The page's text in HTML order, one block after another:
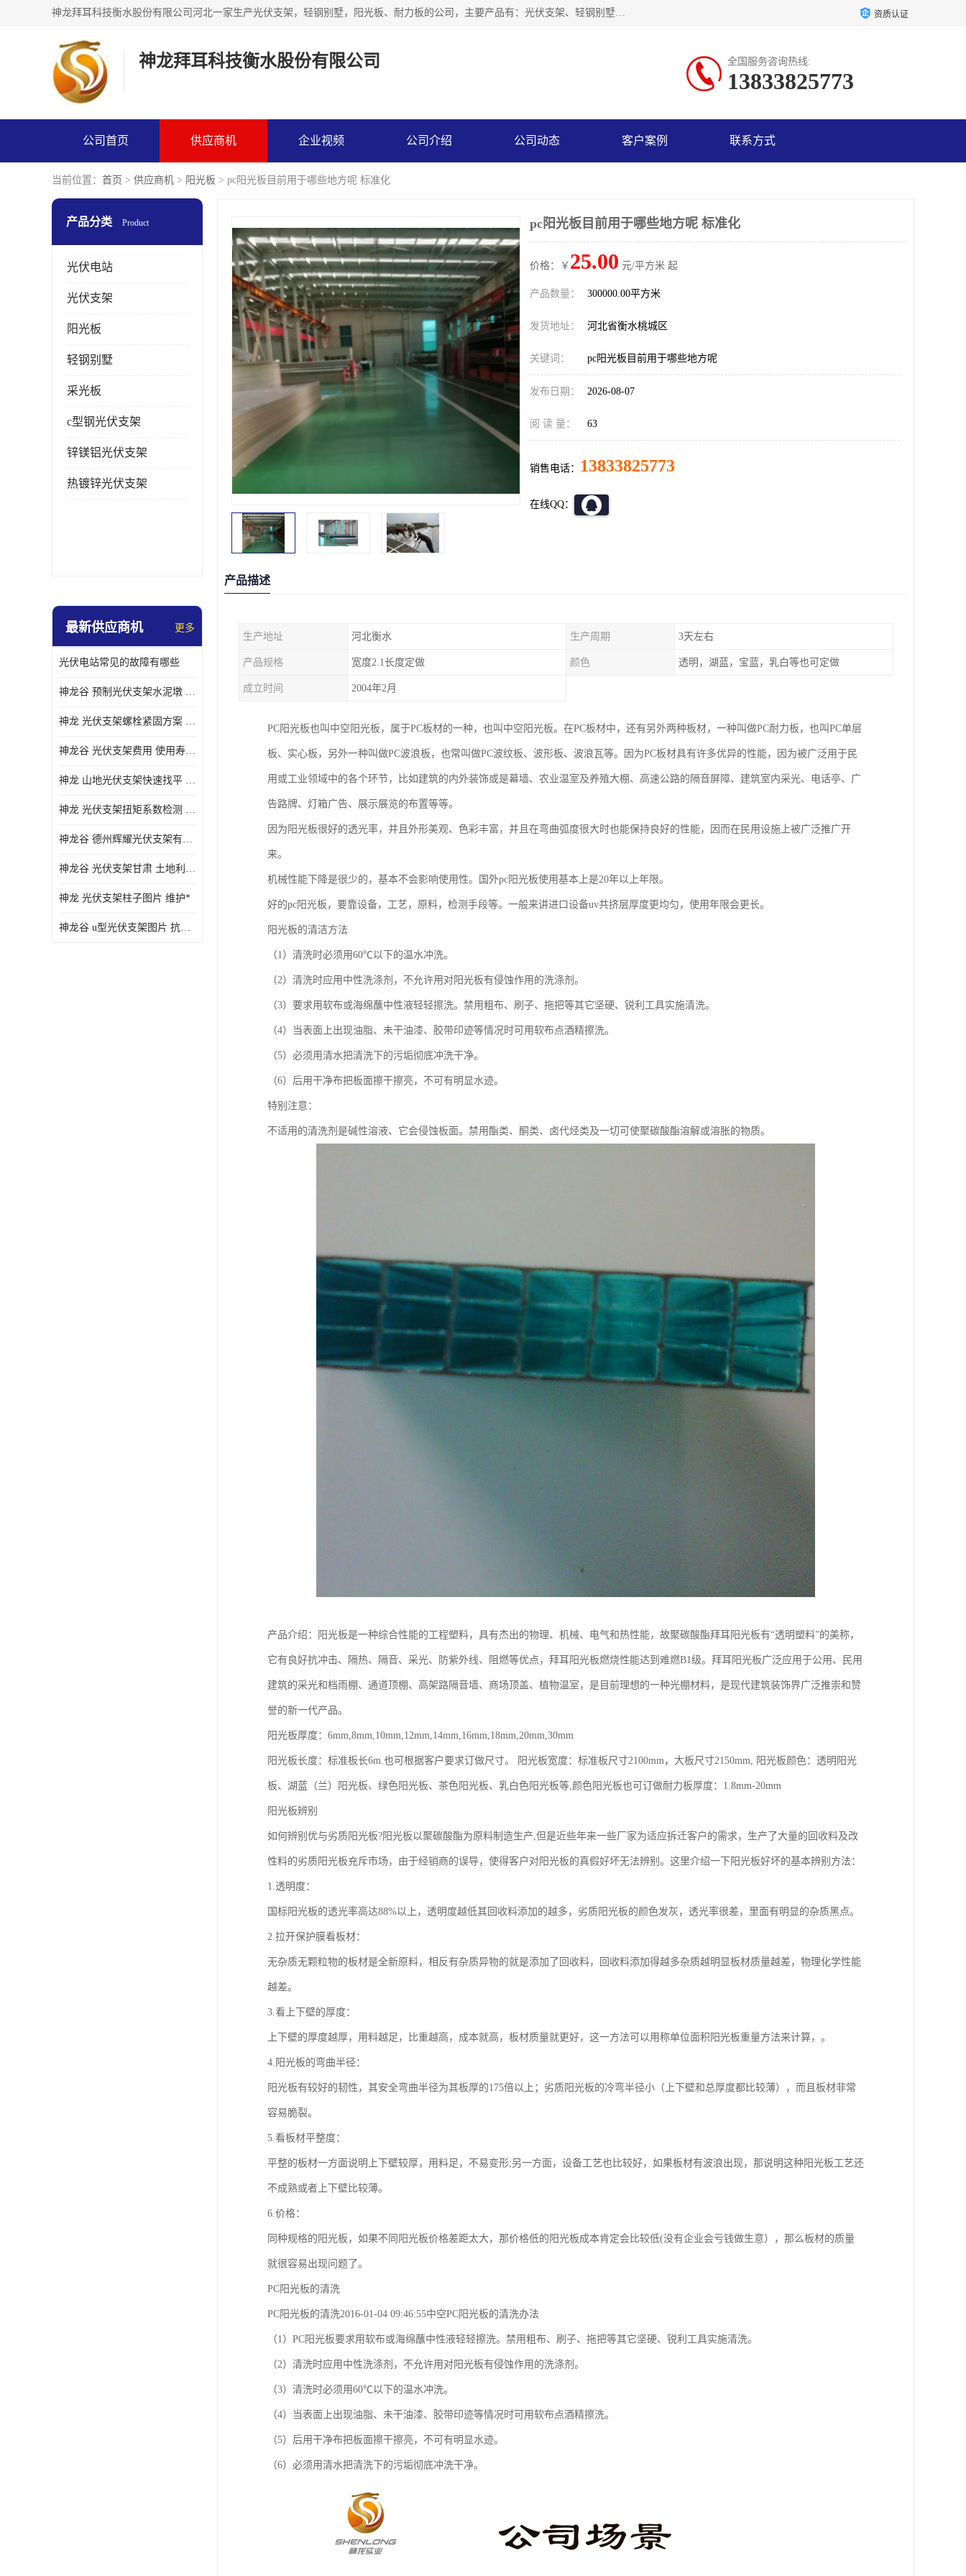
神龙拜耳科技衡水股份有限公司河北一家生产光伏支架，轻钢别墅，阳光板、耐力板的公司，主要产品有：光伏支架、轻钢别墅、阳光板、耐力板、采光板等，公司参与制定了多项标准。 资质认证
神龙拜耳科技衡水股份有限公司 全国服务咨询热线:
13833825773
公司首页 供应商机 企业视频 公司介绍 公司动态 客户案例 联系方式
当前位置： 首页 > 供应商机 > 阳光板 > pc阳光板目前用于哪些地方呢 标准化
产品分类 Product
光伏电站
光伏支架
阳光板
轻钢别墅
采光板
c型钢光伏支架
锌镁铝光伏支架
热镀锌光伏支架
最新供应商机 更多
光伏电站常见的故障有哪些
神龙谷 预制光伏支架水泥墩 抗震性能优
神龙 光伏支架螺栓紧固方案 土地利用率高
神龙谷 光伏支架费用 使用寿命长
神龙 山地光伏支架快速找平 抗风耐压
神龙 光伏支架扭矩系数检测 适应性强
神龙谷 德州辉耀光伏支架有限公司 材质多样
神龙谷 光伏支架甘肃 土地利用率高
神龙 光伏支架柱子图片 维护*
神龙谷 u型光伏支架图片 抗紫外线
pc阳光板目前用于哪些地方呢 标准化
价格：￥ 25.00 元/平方米 起
产品数量： 300000.00平方米
发货地址： 河北省衡水桃城区
关键词： pc阳光板目前用于哪些地方呢
发布日期： 2026-08-07
阅 读 量： 63
销售电话： 13833825773
在线QQ：
产品描述
生产地址 河北衡水 生产周期 3天左右
产品规格 宽度2.1长度定做 颜色 透明，湖蓝，宝蓝，乳白等也可定做
成立时间 2004年2月
PC阳光板也叫中空阳光板，属于PC板材的一种，也叫中空阳光板。在PC板材中，还有另外两种板材，一种叫做PC耐力板，也叫PC单层
板、实心板，另外一种叫做PC波浪板，也常叫做PC波纹板、波形板、波浪瓦等。因为PC板材具有许多优异的性能，因为被广泛用于民
用或工业领域中的各个环节，比如建筑的内外装饰或是幕墙、农业温室及养殖大棚、高速公路的隔音屏障、建筑室内采光、电话亭、广
告路牌、灯箱广告、展示展览的布置等等。
因为阳光板很好的透光率，并且外形美观、色彩丰富，并且在弯曲弧度很大时也能保持良好的性能，因而在民用设施上被广泛推广开
来。
机械性能下降是很少的，基本不会影响使用性。国外pc阳光板使用基本上是20年以上年限。
好的pc阳光板，要靠设备，工艺，原料，检测手段等。一般来讲进口设备uv共挤层厚度更均匀，使用年限会更长。
阳光板的清洁方法
（1）清洗时必须用60℃以下的温水冲洗。
（2）清洗时应用中性洗涤剂，不允许用对阳光板有侵蚀作用的洗涤剂。
（3）要求用软布或海绵蘸中性液轻轻擦洗。禁用粗布、刷子、拖把等其它坚硬、锐利工具实施清洗。
（4）当表面上出现油脂、未干油漆、胶带印迹等情况时可用软布点酒精擦洗。
（5）必须用清水把清洗下的污垢彻底冲洗干净。
（6）后用干净布把板面擦干擦亮，不可有明显水迹。
特别注意：
不适用的清洗剂是碱性溶液、它会侵蚀板面。禁用酯类、酮类、卤代烃类及一切可使聚碳酸酯溶解或溶胀的物质。
产品介绍：阳光板是一种综合性能的工程塑料，具有杰出的物理、机械、电气和热性能，故聚碳酸酯拜耳阳光板有“透明塑料”的美称，
它有良好抗冲击、隔热、隔音、采光、防紫外线、阻燃等优点，拜耳阳光板燃烧性能达到难燃B1级。拜耳阳光板广泛应用于公用、民用
建筑的采光和档雨棚、通道顶棚、高架路隔音墙、商场顶盖、植物温室，是目前理想的一种光棚材料，是现代建筑装饰界广泛推崇和赞
誉的新一代产品。
阳光板厚度：6mm,8mm,10mm,12mm,14mm,16mm,18mm,20mm,30mm
阳光板长度：标准板长6m.也可根据客户要求订做尺寸。 阳光板宽度：标准板尺寸2100mm，大板尺寸2150mm, 阳光板颜色：透明阳光
板、湖蓝（兰）阳光板、绿色阳光板、茶色阳光板、乳白色阳光板等,颜色阳光板也可订做耐力板厚度：1.8mm-20mm
阳光板辨别
如何辨别优与劣质阳光板?阳光板以聚碳酸酯为原料制造生产,但是近些年来一些厂家为适应拆迁客户的需求，生产了大量的回收料及改
性料的劣质阳光板充斥市场，由于经销商的误导，使得客户对阳光板的真假好坏无法辨别。这里介绍一下阳光板好坏的基本辨别方法：
1.透明度：
国标阳光板的透光率高达88%以上，透明度越低其回收料添加的越多，劣质阳光板的颜色发灰，透光率很差，里面有明显的杂质黑点。
2.拉开保护膜看板材：
无杂质无颗粒物的板材是全新原料，相反有杂质异物的就是添加了回收料，回收料添加得越多杂质越明显板材质量越差，物理化学性能
越差。
3.看上下壁的厚度：
上下壁的厚度越厚，用料越足，比重越高，成本就高，板材质量就更好，这一方法可以用称单位面积阳光板重量方法来计算，。
4.阳光板的弯曲半径：
阳光板有较好的韧性，其安全弯曲半径为其板厚的175倍以上；劣质阳光板的冷弯半径小（上下壁和总厚度都比较薄），而且板材非常
容易脆裂。
5.看板材平整度：
平整的板材一方面说明上下壁较厚，用料足，不易变形;另一方面，设备工艺也比较好，如果板材有波浪出现，那说明这种阳光板工艺还
不成熟或者上下壁比较薄。
6.价格：
同种规格的阳光板，如果不同阳光板价格差距太大，那价格低的阳光板成本肯定会比较低(没有企业会亏钱做生意），那么板材的质量
就很容易出现问题了。
PC阳光板的清洗
PC阳光板的清洗2016-01-04 09:46:55中空PC阳光板的清洗办法
（1）PC阳光板要求用软布或海绵蘸中性液轻轻擦洗。禁用粗布、刷子、拖把等其它坚硬、锐利工具实施清洗。
（2）清洗时应用中性洗涤剂，不允许用对阳光板有侵蚀作用的洗涤剂。
（3）清洗时必须用60℃以下的温水冲洗。
（4）当表面上出现油脂、未干油漆、胶带印迹等情况时可用软布点酒精擦洗。
（5）后用干净布把板面擦干擦亮，不可有明显水迹。
（6）必须用清水把清洗下的污垢彻底冲洗干净。